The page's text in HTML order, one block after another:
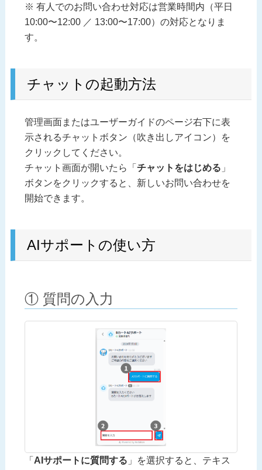
※ 有人でのお問い合わせ対応は営業時間内（平日
10:00〜12:00 ／ 13:00〜17:00）の対応となりま
す。
チャットの起動方法
管理画面またはユーザーガイドのページ右下に表
示されるチャットボタン（吹き出しアイコン）を
クリックしてください。
チャット画面が開いたら「 チャットをはじめる 」
ボタンをクリックすると、新しいお問い合わせを
開始できます。
AIサポートの使い方
① 質問の入力
「 AIサポートに質問する 」を選択すると、テキス